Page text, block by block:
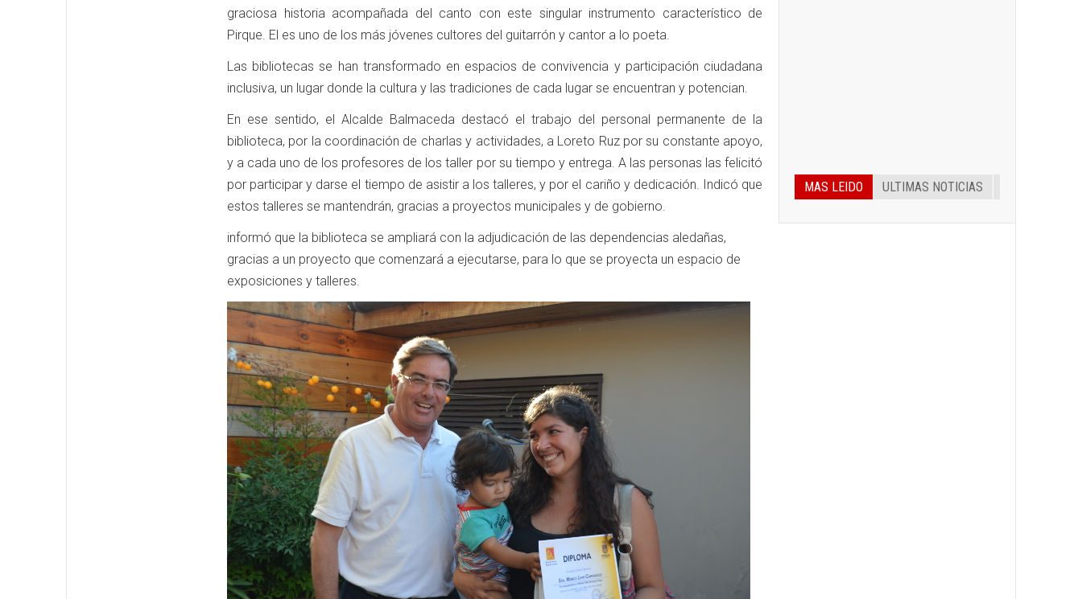
graciosa historia acompañada del canto con este singular instrumento característico de
Pirque. El es uno de los más jóvenes cultores del guitarrón y cantor a lo poeta.
Las bibliotecas se han transformado en espacios de convivencia y participación ciudadana
inclusiva, un lugar donde la cultura y las tradiciones de cada lugar se encuentran y potencian.
En ese sentido, el Alcalde Balmaceda destacó el trabajo del personal permanente de la
biblioteca, por la coordinación de charlas y actividades, a Loreto Ruz por su constante apoyo,
y a cada uno de los profesores de los taller por su tiempo y entrega. A las personas las felicitó
por participar y darse el tiempo de asistir a los talleres, y por el cariño y dedicación. Indicó que
estos talleres se mantendrán, gracias a proyectos municipales y de gobierno.
informó que la biblioteca se ampliará con la adjudicación de las dependencias aledañas,
gracias a un proyecto que comenzará a ejecutarse, para lo que se proyecta un espacio de
exposiciones y talleres.
MAS LEIDO ULTIMAS NOTICIAS